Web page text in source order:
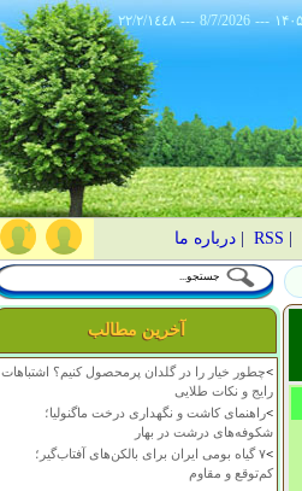
٢٢/٢/١٤٤٨ --- 8/7/2026 ---
RSS
|درباره ما
آخرین مطالب
>چطور خیار را در گلدان پرمحصول کنیم؟ اشتباهات
رایج و نکات طلایی
>راهنمای کاشت و نگهداری درخت ماگنولیا؛
شکوفه‌های درشت در بهار
>
۷ گیاه بومی ایران برای بالکن‌های آفتاب‌گیر؛
کم‌توقع و مقاوم